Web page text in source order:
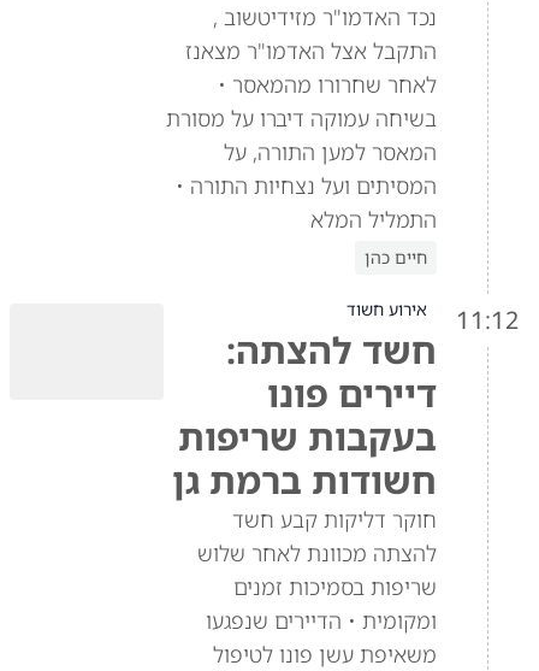
נכד האדמו"ר מזידיטשוב ,
התקבל אצל האדמו"ר מצאנז
לאחר שחרורו מהמאסר •
בשיחה עמוקה דיברו על מסורת
המאסר למען התורה, על
המסיתים ועל נצחיות התורה •
התמליל המלא
חיים כהן
11:12 אירוע חשוד
חשד להצתה:
דיירים פונו
בעקבות שריפות
חשודות ברמת גן
חוקר דליקות קבע חשד
להצתה מכוונת לאחר שלוש
שריפות בסמיכות זמנים
ומקומית • הדיירים שנפגעו
משאיפת עשן פונו לטיפול